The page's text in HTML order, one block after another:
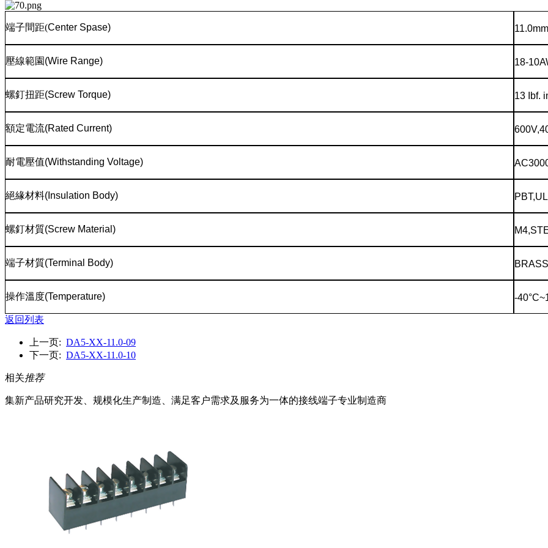
端子間距(Center Spase) 11.0mm
壓線範園 (Wire Range) 18-
螺釘扭距(Screw Torque) 13 Ibf.
額定電流(Rated Current)
耐電壓值(Withstanding Voltage)
絕緣材料(Insulation Body)
螺釘材質(Screw Material)
端子材質(Terminal Body) BRASS
操作溫度(Temperature) -
返回列表
上一页: DA5-XX-11.0-09
下一页: DA5-XX-11.0-10
相关推荐
集新产品研究开发、规模化生产制造、满足客户需求及服务为一体的接线端子专业制造商